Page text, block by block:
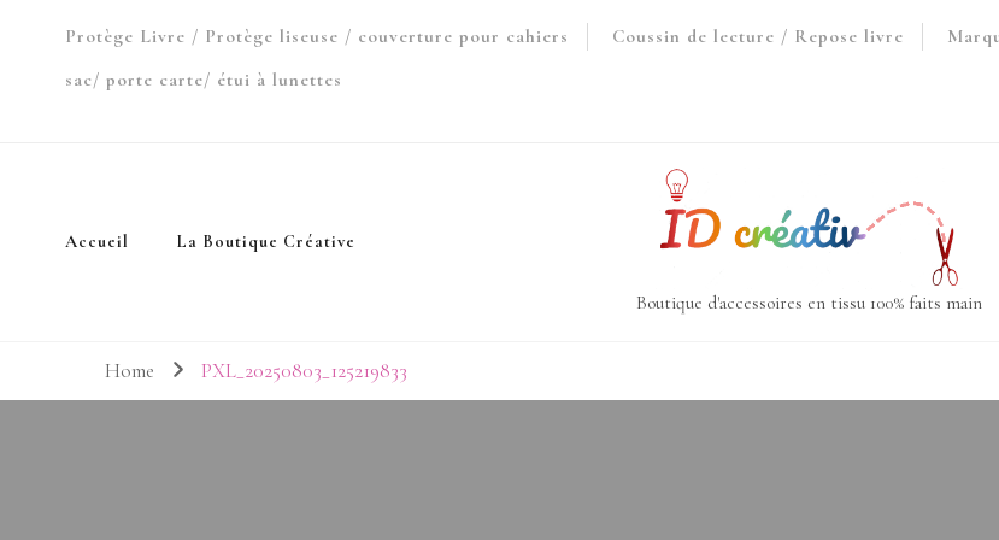
Protège Livre / Protège liseuse / couverture pour cahiers Coussin de lecture / Repose livre
sac/ porte carte/ étui à lunettes
Accueil La Boutique Créative
Boutique d'accessoires en tissu 100% faits main
Home
PXL_20250803_125219833